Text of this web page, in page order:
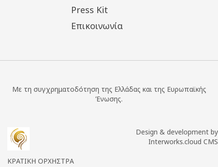
Press Kit
Επικοινωνία
Με τη συγχρηματοδότηση της Ελλάδας και της Ευρωπαϊκής
Ένωσης.
ΚΡΑΤΙΚΗ ΟΡΧΗΣΤΡΑ
Design & development by
Interworks.cloud CMS